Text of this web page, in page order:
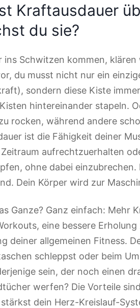
Kraftausdauer
du sie?
ins Schwitzen kommen,
du musst nicht nur ein
sondern diese Kiste
hintereinander stapeln.
rocken, während andere
ist die Fähigkeit deiner
aufrechtzuerhalten
ohne dabei
Dein Körper wird zur
Ganze? Ganz einfach: Mehr
eine bessere
deiner allgemeinen Fitness.
schleppst oder beim
sein, der noch einen
werfen? Die Vorteile
dein Herz-Kreislauf-